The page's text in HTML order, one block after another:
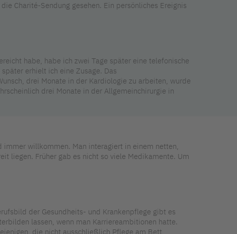
Charité-Sendung gesehen. Ein persönliches Ereignis
habe, habe ich zwei Tage später eine telefonische
erhielt ich eine Zusage. Das
drei Monate in der Kardiologie zu arbeiten, wurde
drei Monate in der Allgemeinchirurgie in
willkommen. Man interagiert in einem netten,
liegen. Früher gab es nicht so viele Medikamente. Um
der Gesundheits- und Krankenpflege gibt es
lassen, wenn man Karriereambitionen hatte.
die nicht ausschließlich Pflege am Bett